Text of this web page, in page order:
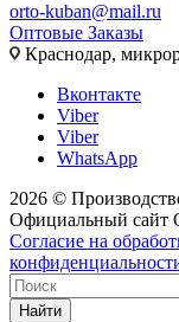
orto-kuban@mail.ru
Оптовые Заказы
Краснодар,
Вконтакте
Viber
Viber
WhatsApp
2026 ©
Официальный сайт
Согласие на
Найти